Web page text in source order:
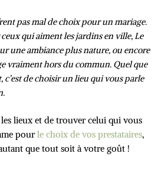
pas mal de choix pour un mariage.
qui aiment les jardins en ville, Le
une ambiance plus nature, ou encore
vraiment hors du commun. Quel que
c’est de choisir un lieu qui vous parle
lieux et de trouver celui qui vous
pourle choix de vos prestataires,
que tout soit à votre goût !